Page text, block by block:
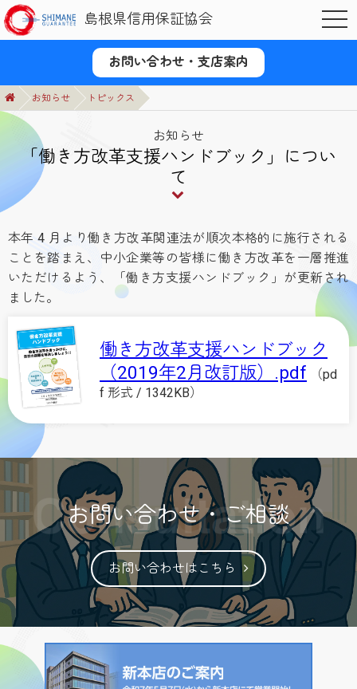
島根県信用保証協会
お問い合わせ・支店案内
お知らせ トピックス
お知らせ
「働き方改革支援ハンドブック」につい
て
本年 4 月より働き方改革関連法が順次本格的に施行される
ことを踏まえ、中小企業等の皆様に働き方改革を一層推進
いただけるよう、「働き方支援ハンドブック」が更新され
ました。
働き方改革支援ハンドブック
（2019年2月改訂版）.pdf （pd
f 形式 / 1342KB）
お問い合わせ・ご相談
お問い合わせはこちら